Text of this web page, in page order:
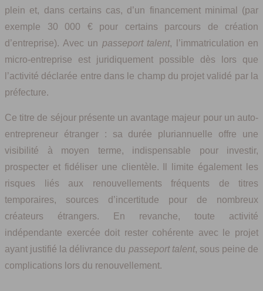
plein et, dans certains cas, d’un financement minimal (par
exemple 30 000 € pour certains parcours de création
d’entreprise). Avec un passeport talent, l’immatriculation en
micro-entreprise est juridiquement possible dès lors que
l’activité déclarée entre dans le champ du projet validé par la
préfecture.
Ce titre de séjour présente un avantage majeur pour un auto-
entrepreneur étranger : sa durée pluriannuelle offre une
visibilité à moyen terme, indispensable pour investir,
prospecter et fidéliser une clientèle. Il limite également les
risques liés aux renouvellements fréquents de titres
temporaires, sources d’incertitude pour de nombreux
créateurs étrangers. En revanche, toute activité
indépendante exercée doit rester cohérente avec le projet
ayant justifié la délivrance du passeport talent, sous peine de
complications lors du renouvellement.